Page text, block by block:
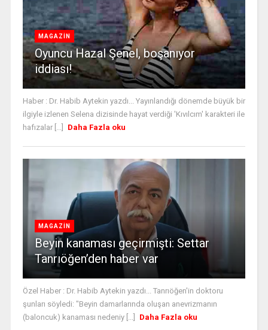
MAGAZİN
Oyuncu Hazal Şenel, boşanıyor
iddiası!
Haber : Dr. Habib Aytekin yazdı... Yayınlandığı dönemde büyük bir
ilgiyle izlenen Selena dizisinde hayat verdiği 'Kıvılcım' karakteri ile
hafızalar [...]
Daha Fazla oku
MAGAZİN
Beyin kanaması geçirmişti: Settar
Tanrıöğen’den haber var
Özel Haber : Dr. Habib Aytekin yazdı... Tanrıöğen'in doktoru
şunları söyledi: "Beyin damarlarında oluşan anevrizmanın
(baloncuk) kanaması nedeniy [...]
Daha Fazla oku